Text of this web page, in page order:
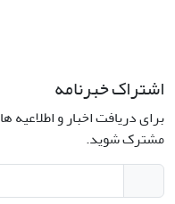
اشتراک خبرنامه
برای دریافت اخبار و
مشترک شوید.